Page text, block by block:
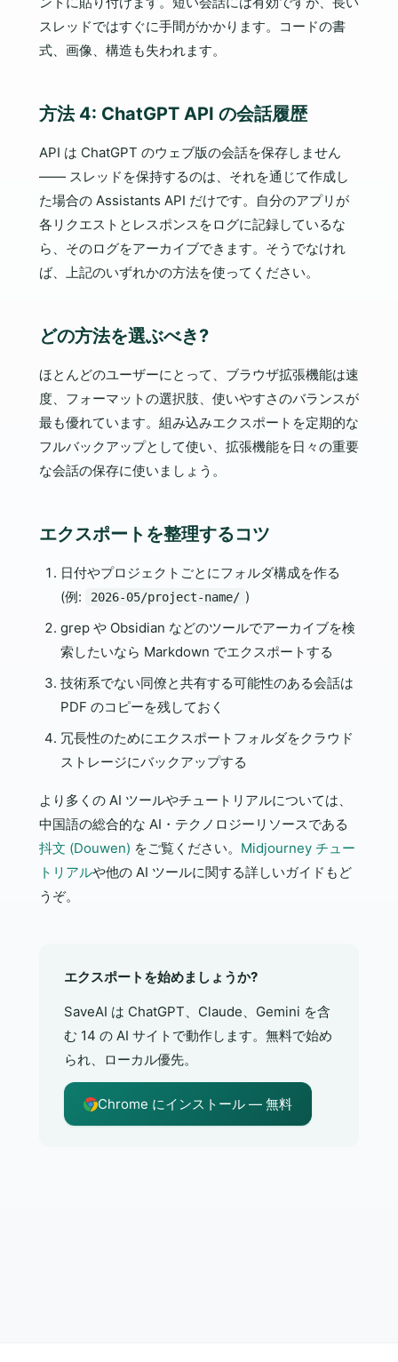
スレッドではすぐに手間がかかります。コードの書
式、画像、構造も失われます。
方法 4: ChatGPT API の会話履歴
API は ChatGPT のウェブ版の会話を保存しません
—— スレッドを保持するのは、それを通じて作成し
た場合の Assistants API だけです。自分のアプリが
各リクエストとレスポンスをログに記録しているな
ら、そのログをアーカイブできます。そうでなけれ
ば、上記のいずれかの方法を使ってください。
どの方法を選ぶべき?
ほとんどのユーザーにとって、ブラウザ拡張機能は速
度、フォーマットの選択肢、使いやすさのバランスが
最も優れています。組み込みエクスポートを定期的な
フルバックアップとして使い、拡張機能を日々の重要
な会話の保存に使いましょう。
エクスポートを整理するコツ
日付やプロジェクトごとにフォルダ構成を作る
(例:
2026-05/project-name/ )
grep や Obsidian などのツールでアーカイブを検
索したいなら Markdown でエクスポートする
技術系でない同僚と共有する可能性のある会話は
PDF のコピーを残しておく
冗長性のためにエクスポートフォルダをクラウド
ストレージにバックアップする
より多くの AI ツールやチュートリアルについては、
中国語の総合的な AI・テクノロジーリソースである
抖文 (Douwen) をご覧ください。 Midjourney チュー
トリアルや他の AI ツールに関する詳しいガイドもど
うぞ。
エクスポートを始めましょうか?
SaveAI は ChatGPT、Claude、Gemini を含
む 14 の AI サイトで動作します。無料で始め
られ、ローカル優先。
Chrome にインストール — 無料